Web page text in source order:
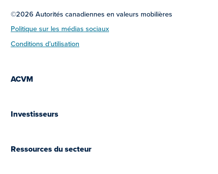
©2026 Autorités canadiennes en valeurs mobilières
Politique sur les médias sociaux
Conditions d’utilisation
ACVM
Investisseurs
Ressources du secteur